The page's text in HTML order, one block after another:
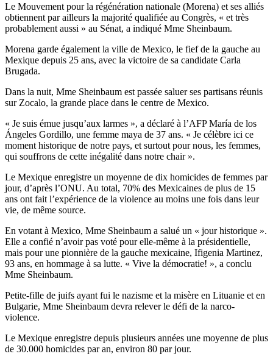
Le Mouvement pour la régénération nationale (Morena) et ses alliés
obtiennent par ailleurs la majorité qualifiée au Congrès, « et très
probablement aussi » au Sénat, a indiqué Mme Sheinbaum.
Morena garde également la ville de Mexico, le fief de la gauche au
Mexique depuis 25 ans, avec la victoire de sa candidate Carla
Brugada.
Dans la nuit, Mme Sheinbaum est passée saluer ses partisans réunis
sur Zocalo, la grande place dans le centre de Mexico.
« Je suis émue jusqu’aux larmes », a déclaré à l’AFP María de los
Ángeles Gordillo, une femme maya de 37 ans. « Je célèbre ici ce
moment historique de notre pays, et surtout pour nous, les femmes,
qui souffrons de cette inégalité dans notre chair ».
Le Mexique enregistre un moyenne de dix homicides de femmes par
jour, d’après l’ONU. Au total, 70% des Mexicaines de plus de 15
ans ont fait l’expérience de la violence au moins une fois dans leur
vie, de même source.
En votant à Mexico, Mme Sheinbaum a salué un « jour historique ».
Elle a confié n’avoir pas voté pour elle-même à la présidentielle,
mais pour une pionnière de la gauche mexicaine, Ifigenia Martinez,
93 ans, en hommage à sa lutte. « Vive la démocratie! », a conclu
Mme Sheinbaum.
Petite-fille de juifs ayant fui le nazisme et la misère en Lituanie et en
Bulgarie, Mme Sheinbaum devra relever le défi de la narco-
violence.
Le Mexique enregistre depuis plusieurs années une moyenne de plus
de 30.000 homicides par an, environ 80 par jour.